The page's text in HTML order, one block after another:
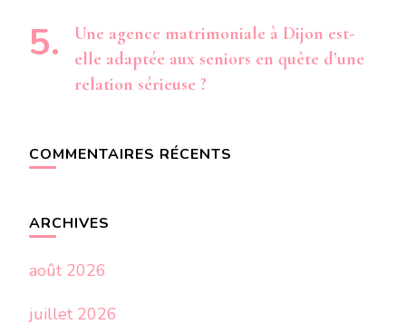
Une agence matrimoniale à Dijon est-
elle adaptée aux seniors en quête d’une
relation sérieuse ?
COMMENTAIRES RÉCENTS
ARCHIVES
août 2026
juillet 2026